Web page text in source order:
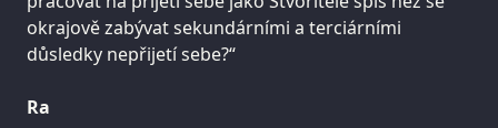
okrajově zabývat sekundárními a terciárními
důsledky nepřijetí sebe?“
Ra